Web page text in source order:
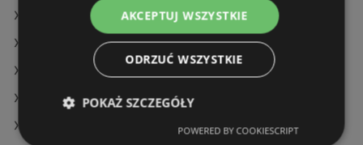
Oferty Hebe
Oferty Rossmann
Oferty Super-Pharm
Aktualne gazetki Drogeria Jasmin
Aktualne gazetki Super-Pharm
AKCEPTUJ WSZYSTKIE
ODRZUĆ WSZYSTKIE
POKAŻ SZCZEGÓŁY
POWERED BY COOKIESCRIPT